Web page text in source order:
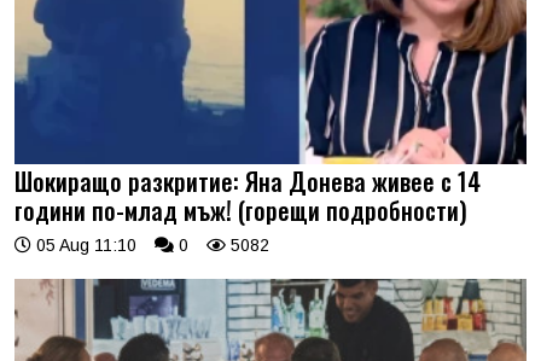
Шокиращо разкритие: Яна Донева живее с 14
години по-млад мъж! (горещи подробности)
05 Aug 11:10 0 5082